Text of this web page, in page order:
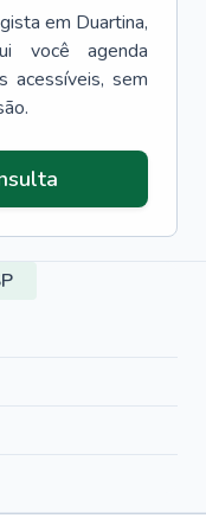
em Duartina,
você agenda
acessíveis, sem